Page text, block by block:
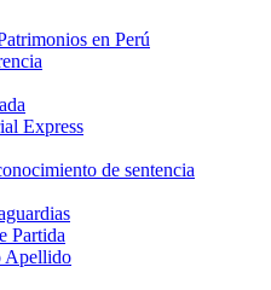
en Perú
Express
de sentencia
Partida
Apellido